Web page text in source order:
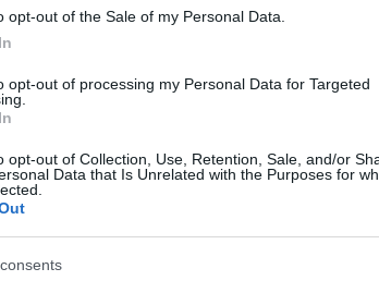
opt-out of the Sale of my Personal Data.
opt-out of processing my Personal Data for Targeted
opt-out of Collection, Use, Retention, Sale, and/or
Data that Is Unrelated with the Purposes for